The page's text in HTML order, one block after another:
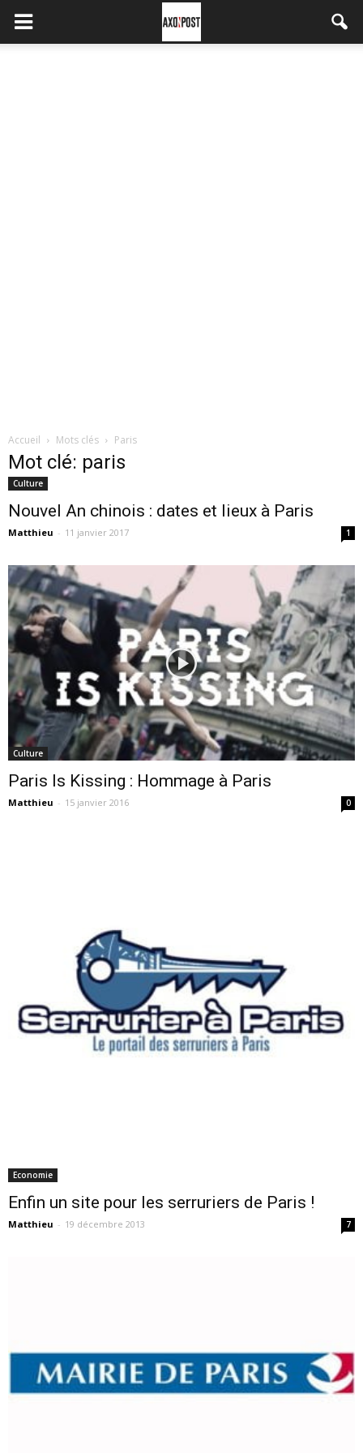
Accueil Mots clés Paris
Mot clé: paris
Culture
Nouvel An chinois : dates et lieux à Paris
Matthieu - 11 janvier 2017 1
Culture
Paris Is Kissing : Hommage à Paris
Matthieu - 15 janvier 2016 0
Economie
Enfin un site pour les serruriers de Paris !
Matthieu - 19 décembre 2013 7